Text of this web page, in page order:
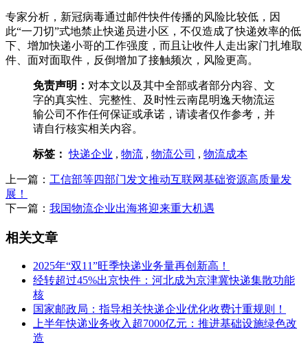
专家分析，新冠病毒通过邮件快件传播的风险比较低，因
此“一刀切”式地禁止快递员进小区，不仅造成了快递效率的低
下、增加快递小哥的工作强度，而且让收件人走出家门扎堆取
件、面对面取件，反倒增加了接触频次，风险更高。
免责声明： 对本文以及其中全部或者部分内容、文
字的真实性、完整性、及时性云南昆明逸天物流运
输公司不作任何保证或承诺，请读者仅作参考，并
请自行核实相关内容。
标签： 快递企业 , 物流 , 物流公司 , 物流成本
上一篇： 工信部等四部门发文推动互联网基础资源高质量发
展！
下一篇： 我国物流企业出海将迎来重大机遇
相关文章
2025年“双11”旺季快递业务量再创新高！
经转超过45%出京快件：河北成为京津冀快递集散功能
核
国家邮政局：指导相关快递企业优化收费计重规则！
上半年快递业务收入超7000亿元：推进基础设施绿色改
造